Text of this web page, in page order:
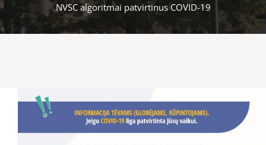
NVSC algoritmai patvirtinus COVID-19